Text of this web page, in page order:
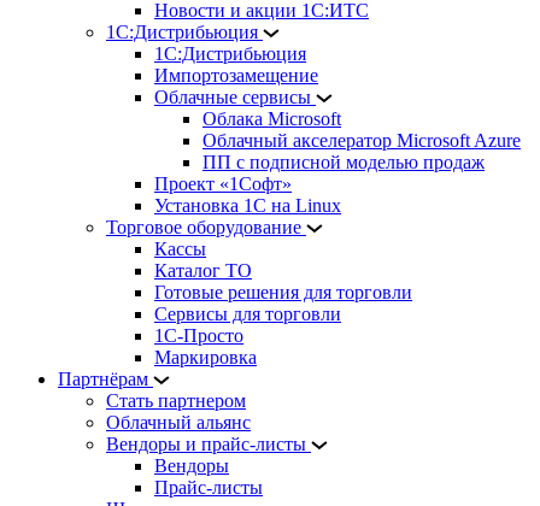
Новости и акции 1С:ИТС
1С:Дистрибьюция
1С:Дистрибьюция
Импортозамещение
Облачные сервисы
Облака Microsoft
Облачный акселератор Microsoft Azure
ПП с подписной моделью продаж
Проект «1Софт»
Установка 1С на Linux
Торговое оборудование
Кассы
Каталог ТО
Готовые решения для торговли
Сервисы для торговли
1С-Просто
Маркировка
Партнёрам
Стать партнером
Облачный альянс
Вендоры и прайс-листы
Вендоры
Прайс-листы